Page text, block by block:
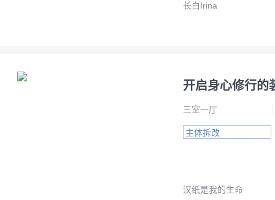
长白Irina
开启身心修行的
三室一厅
主体拆改
汉纸是我的生命